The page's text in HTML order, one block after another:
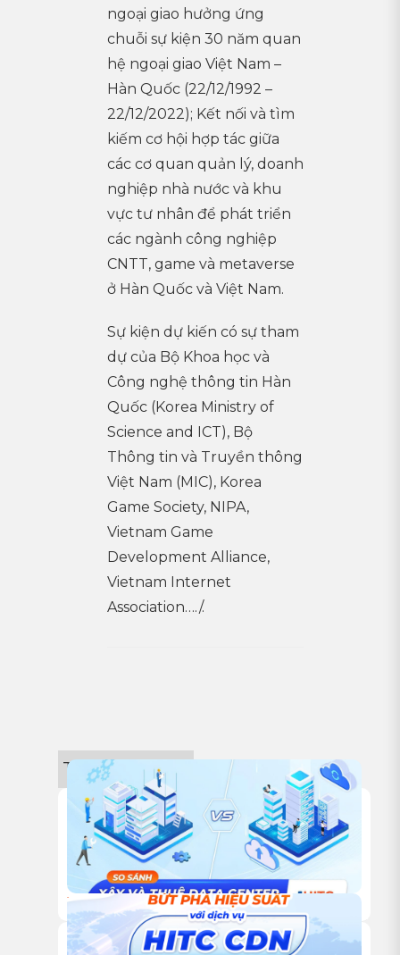
ngoại giao hưởng ứng
chuỗi sự kiện 30 năm quan
hệ ngoại giao Việt Nam –
Hàn Quốc (22/12/1992 –
22/12/2022); Kết nối và tìm
kiếm cơ hội hợp tác giữa
các cơ quan quản lý, doanh
nghiệp nhà nước và khu
vực tư nhân để phát triển
các ngành công nghiệp
CNTT, game và metaverse
ở Hàn Quốc và Việt Nam.
Sự kiện dự kiến có sự tham
dự của Bộ Khoa học và
Công nghệ thông tin Hàn
Quốc (Korea Ministry of
Science and ICT), Bộ
Thông tin và Truyền thông
Việt Nam (MIC), Korea
Game Society, NIPA,
Vietnam Game
Development Alliance,
Vietnam Internet
Association…./.
Tin công nghệ
18/12/2025
TỰ XÂY HAY THUÊ TRUNG TÂM DỮ LIỆU: ĐÂU LÀ LỰA
CHỌN TỐI ƯU CHO DOANH NGHIỆP?